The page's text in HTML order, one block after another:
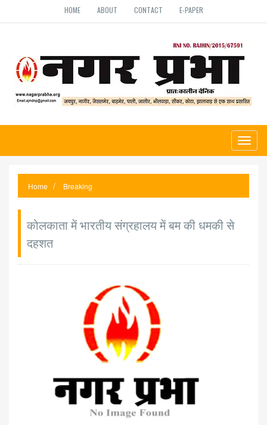
HOME ABOUT CONTACT E-PAPER
Home Breaking
कोलकाता में भारतीय संग्रहालय में बम की धमकी से
दहशत